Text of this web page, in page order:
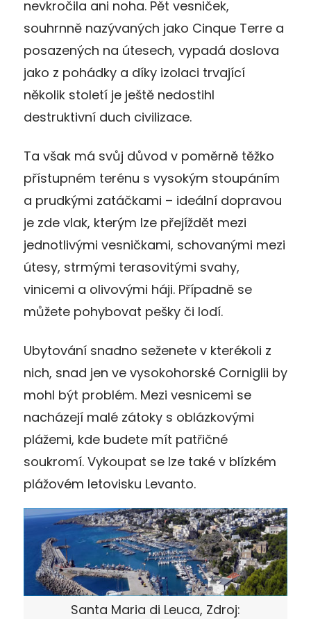
nevkročila ani noha. Pět vesniček,
souhrnně nazývaných jako Cinque Terre a
posazených na útesech, vypadá doslova
jako z pohádky a díky izolaci trvající
několik století je ještě nedostihl
destruktivní duch civilizace.
Ta však má svůj důvod v poměrně těžko
přístupném terénu s vysokým stoupáním
a prudkými zatáčkami – ideální dopravou
je zde vlak, kterým lze přejíždět mezi
jednotlivými vesničkami, schovanými mezi
útesy, strmými terasovitými svahy,
vinicemi a olivovými háji. Případně se
můžete pohybovat pešky či lodí.
Ubytování snadno seženete v kterékoli z
nich, snad jen ve vysokohorské Corniglii by
mohl být problém. Mezi vesnicemi se
nacházejí malé zátoky s oblázkovými
plážemi, kde budete mít patřičné
soukromí. Vykoupat se lze také v blízkém
plážovém letovisku Levanto.
Santa Maria di Leuca, Zdroj: